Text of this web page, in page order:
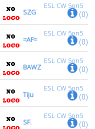
ESL CW 5on5
SZG (0)
ESL CW 5on5
=AF= (0)
ESL CW 5on5
BAWZ (0)
ESL CW 5on5
Tiju (0)
ESL CW 5on5
SF. (0)